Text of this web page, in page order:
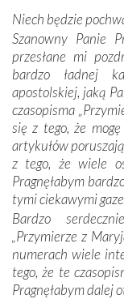
mieliśmy okazję
otacza nie tylko
się Jej ufnie
Jej siebie oraz
Dzieje Portugalii
odstępstw, także
wymiarze tak
konieczności
Opatrzności.
przynajmniej w
nieszczęściem i
przychodziły
przewodników o
zwycięskich
kochanków.
Niech będzie
Szanowny Panie
przesłane mi
bardzo ładnej
apostolskiej, jaką
czasopisma
się z tego, że
artykułów
z tego, że wiele
Pragnęłabym
tymi ciekawymi
Bardzo
„Przymierze z
numerach wiele
tego, że te
Pragnęłabym dalej